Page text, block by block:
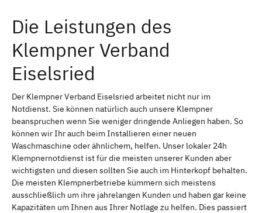
Die Leistungen des
Klempner Verband
Eiselsried
Der Klempner Verband Eiselsried arbeitet nicht nur im
Notdienst. Sie können natürlich auch unsere Klempner
beanspruchen wenn Sie weniger dringende Anliegen haben. So
können wir Ihr auch beim Installieren einer neuen
Waschmaschine oder ähnlichem, helfen. Unser lokaler 24h
Klempnernotdienst ist für die meisten unserer Kunden aber
wichtigsten und diesen sollten Sie auch im Hinterkopf behalten.
Die meisten Klempnerbetriebe kümmern sich meistens
ausschließlich um ihre jahrelangen Kunden und haben gar keine
Kapazitäten um Ihnen aus Ihrer Notlage zu helfen. Dies passiert